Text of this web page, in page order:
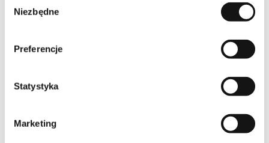
zgody
Niezbędne
Preferencje
Statystyka
Marketing
Kraj pochodzenia
Produkt łatwopalny.